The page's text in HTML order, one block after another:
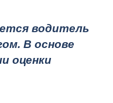
водитель
В основе
оценки